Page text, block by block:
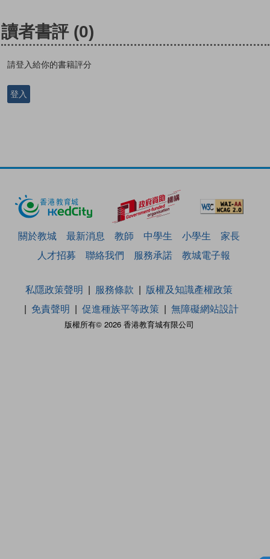
讀者書評 (0)
請登入給你的書籍評分
登入
關於教城 最新消息 教師 中學生 小學生
家長
人才招募
聯絡我們 服務承諾 教城電子報
版權所有© 2026 香港教育城有限公司
私隱政策聲明 服務條款
版權及知識產權政策
免責聲明
促進種族平等政策 無障礙網站設計